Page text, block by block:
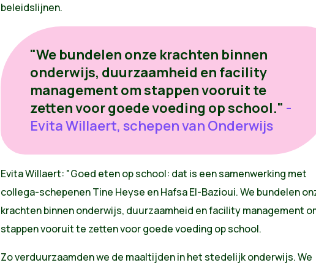
beleidslijnen.
"We bundelen onze krachten binnen
onderwijs, duurzaamheid en facility
management om stappen vooruit te
zetten voor goede voeding op school." -
Evita Willaert, schepen van Onderwijs
Evita Willaert: "Goed eten op school: dat is een samenwerking met
collega-schepenen Tine Heyse en Hafsa El-Bazioui. We bundelen
krachten binnen onderwijs, duurzaamheid en facility management
stappen vooruit te zetten voor goede voeding op school.
Zo verduurzaamden we de maaltijden in het stedelijk onderwijs. We